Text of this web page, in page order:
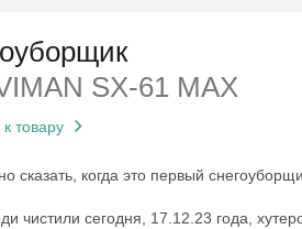
SX-61 MAX
товару
сказать, когда это первый
чистили сегодня, 17.12.23 года,